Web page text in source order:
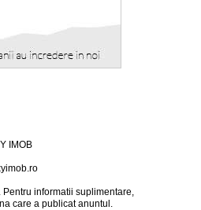
IMOB
. Pentru informatii suplimentare,
care a publicat anuntul.